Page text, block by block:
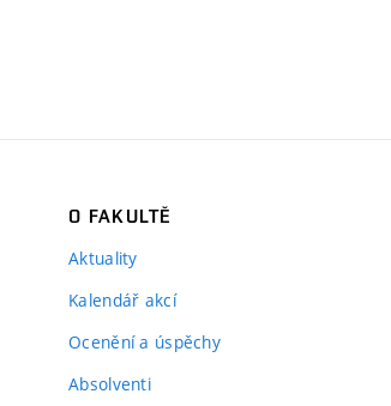
O FAKULTĚ
Aktuality
Kalendář akcí
Ocenění a úspěchy
Absolventi